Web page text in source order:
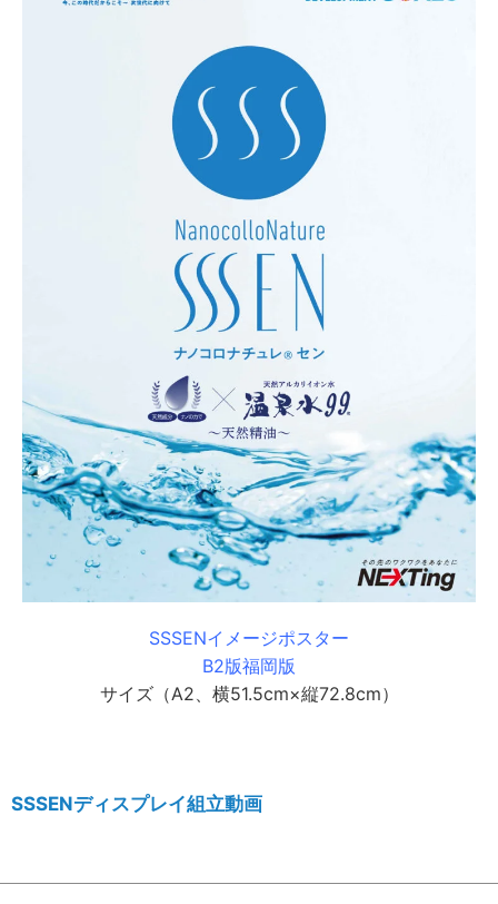
SSSENイメージポスター
B2版福岡版
サイズ（A2、横51.5cm×縦72.8cm）
SSSENディスプレイ組立動画